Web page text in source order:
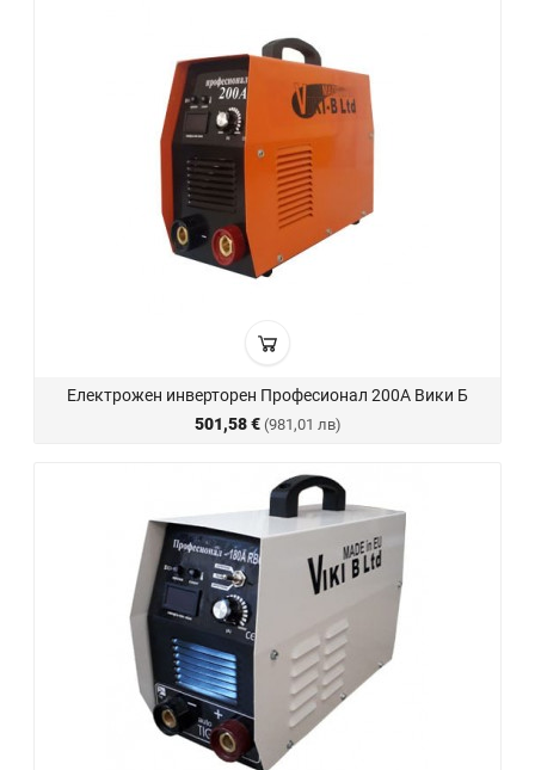
Електрожен инверторен Професионал 200А Вики Б
501,58 € (981,01 лв)